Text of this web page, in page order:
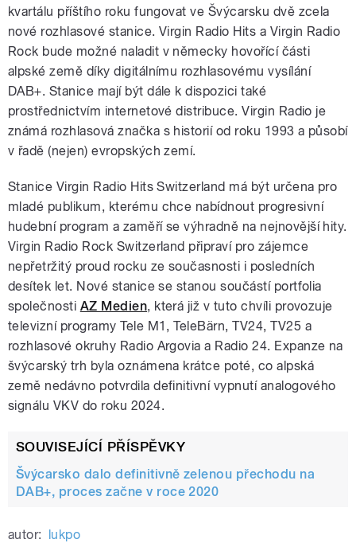
kvartálu příštího roku fungovat ve Švýcarsku dvě zcela
nové rozhlasové stanice. Virgin Radio Hits a Virgin Radio
Rock bude možné naladit v německy hovořící části
alpské země díky digitálnímu rozhlasovému vysílání
DAB+. Stanice mají být dále k dispozici také
prostřednictvím internetové distribuce. Virgin Radio je
známá rozhlasová značka s historií od roku 1993 a působí
v řadě (nejen) evropských zemí.
Stanice Virgin Radio Hits Switzerland má být určena pro
mladé publikum, kterému chce nabídnout progresivní
hudební program a zaměří se výhradně na nejnovější hity.
Virgin Radio Rock Switzerland připraví pro zájemce
nepřetržitý proud rocku ze současnosti i posledních
desítek let. Nové stanice se stanou součástí portfolia
společnosti AZ Medien, která již v tuto chvíli provozuje
televizní programy Tele M1, TeleBärn, TV24, TV25 a
rozhlasové okruhy Radio Argovia a Radio 24. Expanze na
švýcarský trh byla oznámena krátce poté, co alpská
země nedávno potvrdila definitivní vypnutí analogového
signálu VKV do roku 2024.
SOUVISEJÍCÍ PŘÍSPĚVKY
Švýcarsko dalo definitivně zelenou přechodu na
DAB+, proces začne v roce 2020
autor: lukpo